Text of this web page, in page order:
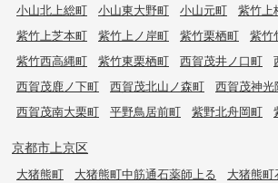
小山北上総町
小山東大野町 小山元町
紫竹上
紫竹上芝本町
紫竹上ノ岸町 紫竹栗栖町 紫竹
紫竹西高縄町
紫竹東栗栖町 西賀茂井ノ口町
西賀茂鹿ノ下町
西賀茂北山ノ森町 西賀茂神光
西賀茂南大栗町
平野鳥居前町 紫野北舟岡町
京都市上京区
大猪熊町 大猪熊町中筋通石薬師上る
大猪熊町